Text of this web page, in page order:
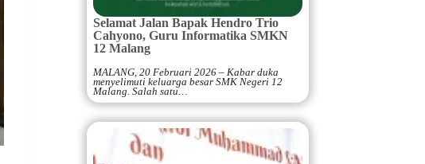
Selamat Jalan Bapak Hendro Trio
Cahyono, Guru Informatika SMKN
12 Malang
MALANG, 20 Februari 2026 – Kabar duka
menyelimuti keluarga besar SMK Negeri 12
Malang. Salah satu…